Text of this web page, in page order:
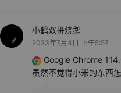
小鹤双拼烧鹅
2023年7月4日 下午5:57
Google Chrome
虽然不觉得小米的东西